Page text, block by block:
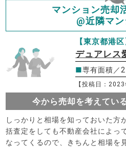
マンション売却
@近隣マ
【東京都港区
デュアレス
■専有面積／
【投稿日：
今から売却を考えてい
しっかりと相場を知っておいた方
括査定をしても不動産会社によっ
なってくるので、きちんと相場を